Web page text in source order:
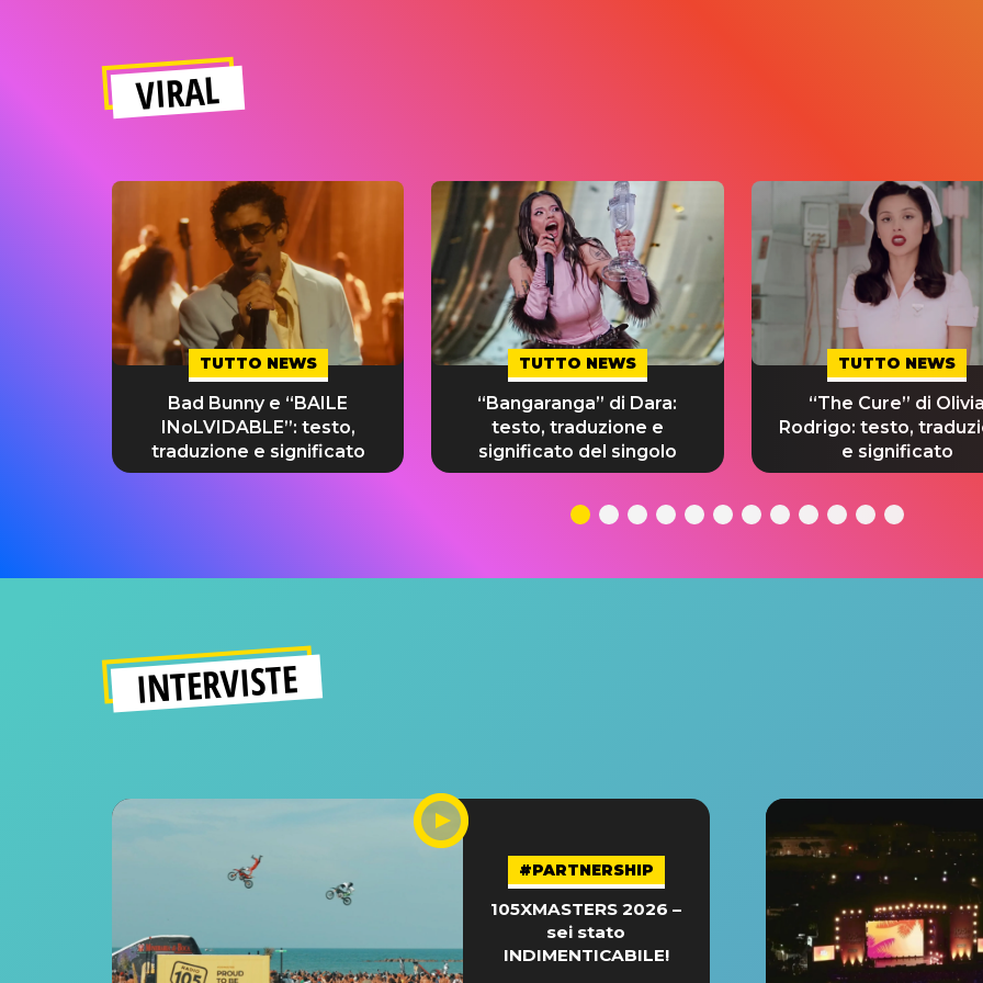
VIRAL
TUTTO NEWS
Bad Bunny e “BAILE
INoLVIDABLE”: testo,
traduzione e significato
TUTTO NEWS
“Bangaranga” di Dara:
testo, traduzione e
significato del singolo
TUTTO NEWS
“The Cure” di Olivia
Rodrigo: testo,
e significato
INTERVISTE
#PARTNERSHIP
105XMASTERS 2026 –
sei stato
INDIMENTICABILE!